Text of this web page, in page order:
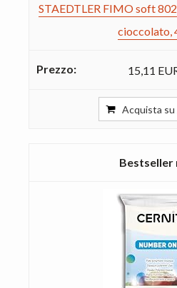
STAEDTLER FIMO soft
cioccolato,
15,11
Acquista su